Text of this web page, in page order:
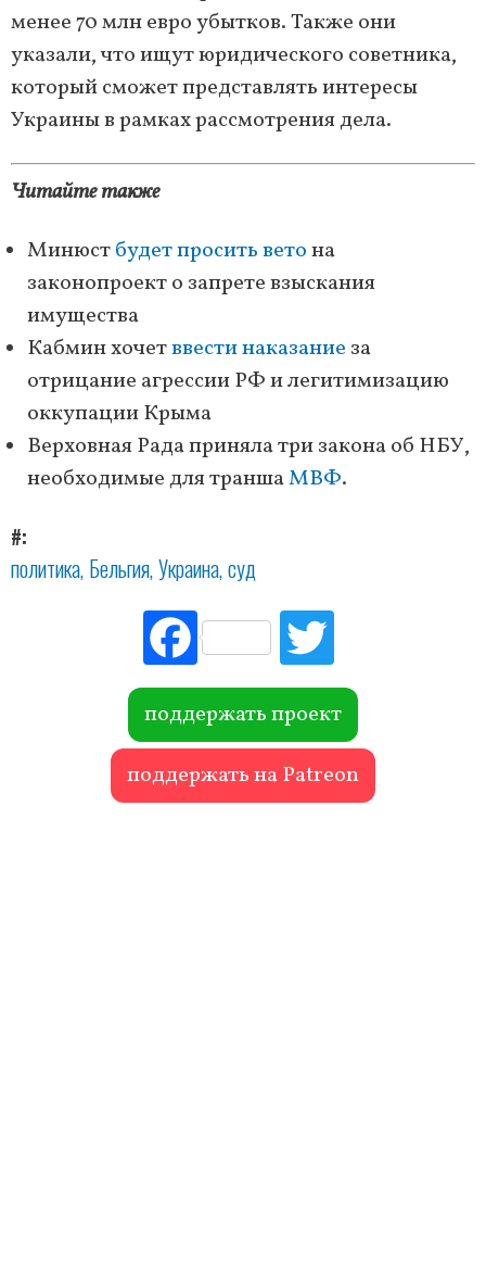
менее 70 млн евро убытков. Также они
указали, что ищут юридического советника,
который сможет представлять интересы
Украины в рамках рассмотрения дела.
Читайте также
Минюстбудет просить ветона
законопроект о запрете взыскания
имущества
Кабмин хочетввести наказание за
отрицание агрессии РФ и легитимизацию
оккупации Крыма
Верховная Рада приняла три закона об НБУ,
необходимые для траншаМВФ.
#
политика Бельгия Украина суд
Fac
ebo
ok r
поддержать проект
поддержать на Patreon